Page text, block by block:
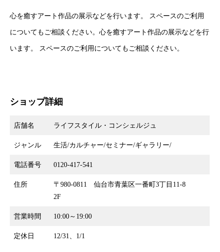
心を癒すアート作品の展示などを行います。 スペースのご利用
についてもご相談ください。心を癒すアート作品の展示などを行
います。 スペースのご利用についてもご相談ください。
ショップ詳細
店舗名 ライフスタイル・コンシェルジュ
ジャンル 生活/カルチャー/セミナー/ギャラリー/
電話番号 0120-417-541
住所
〒980-0811 仙台市青葉区一番町3丁目11-8
2F
営業時間 10:00～19:00
定休日 12/31、1/1